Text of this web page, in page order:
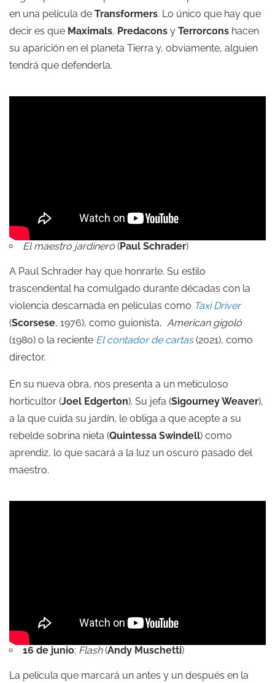
en una película de Transformers. Lo único que hay que
decir es que Maximals, Predacons y Terrorcons hacen
su aparición en el planeta Tierra y, obviamente, alguien
tendrá que defenderla.
El maestro jardinero (Paul Schrader)
A Paul Schrader hay que honrarle. Su estilo
trascendental ha comulgado durante décadas con la
violencia descarnada en películas como Taxi Driver
(Scorsese, 1976), como guionista, American gigoló
(1980) o la reciente El contador de cartas(2021), como
director.
En su nueva obra, nos presenta a un meticuloso
horticultor (Joel Edgerton). Su jefa (Sigourney Weaver),
a la que cuida su jardín, le obliga a que acepte a su
rebelde sobrina nieta (Quintessa Swindell) como
aprendiz, lo que sacará a la luz un oscuro pasado del
maestro.
16 de junio: Flash(Andy Muschetti)
La película que marcará un antes y un después en la